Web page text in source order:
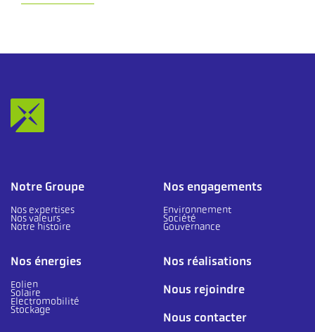
Notre Groupe
Nos expertises
Nos valeurs
Notre histoire
Nos engagements
Environnement
Société
Gouvernance
Nos énergies
Eolien
Solaire
Electromobilité
Stockage
Nos réalisations
Nous rejoindre
Nous contacter